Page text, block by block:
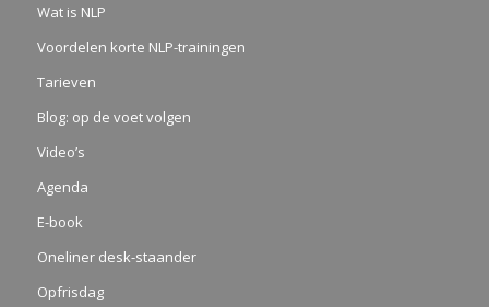
Wat is NLP
Voordelen korte NLP-trainingen
Tarieven
Blog: op de voet volgen
Video’s
Agenda
E-book
Oneliner desk-staander
Opfrisdag